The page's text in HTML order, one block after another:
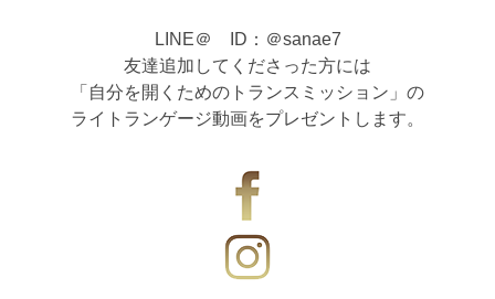
LINE＠ ID：＠sanae7
友達追加してくださった方には
「自分を開くためのトランスミッション」の
ライトランゲージ動画をプレゼントします。